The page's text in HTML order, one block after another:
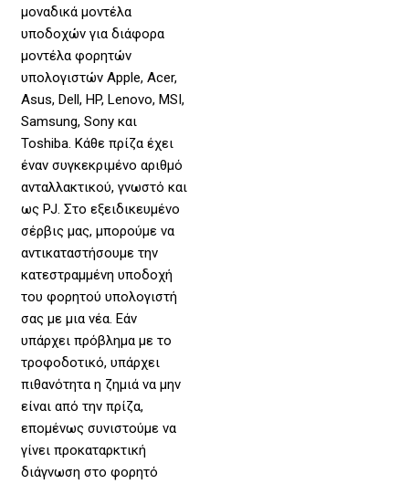
μοναδικά μοντέλα
υποδοχών για διάφορα
μοντέλα φορητών
υπολογιστών Apple, Acer,
Asus, Dell, HP, Lenovo, MSI,
Samsung, Sony και
Toshiba. Κάθε πρίζα έχει
έναν συγκεκριμένο αριθμό
ανταλλακτικού, γνωστό και
ως PJ. Στο εξειδικευμένο
σέρβις μας, μπορούμε να
αντικαταστήσουμε την
κατεστραμμένη υποδοχή
του φορητού υπολογιστή
σας με μια νέα. Εάν
υπάρχει πρόβλημα με το
τροφοδοτικό, υπάρχει
πιθανότητα η ζημιά να μην
είναι από την πρίζα,
επομένως συνιστούμε να
γίνει προκαταρκτική
διάγνωση στο φορητό